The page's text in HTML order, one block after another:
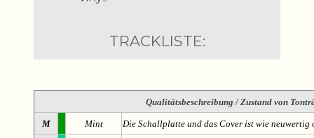
TRACKLISTE:
Qualitätsbeschreibung / Zustand von
M Mint Die Schallplatte und das Cover ist wie